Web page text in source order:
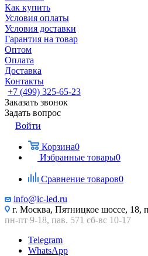
Как купить
Условия оплаты
Условия доставки
Гарантия на товар
Оптом
Оплата
Доставка
Контакты
+7 (499) 325-65-23
Заказать звонок
Задать вопрос
Войти
Корзина0
Избранные товары0
Сравнение товаров0
info@ic-led.ru
г. Москва, Пятницкое шоссе, 18,
пн-пт 9-18, пав. 571 сб-вс 10-17
Telegram
WhatsApp